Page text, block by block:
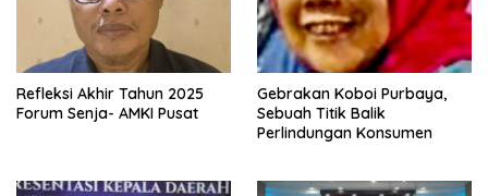
Refleksi Akhir Tahun 2025
Forum Senja- AMKI Pusat
Gebrakan Koboi Purbaya,
Sebuah Titik Balik
Perlindungan Konsumen